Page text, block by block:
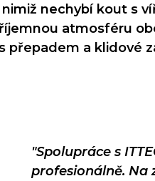
nechybí kout s
atmosféru
přepadem a klidové
"Spolupráce s
profesionálně. Na